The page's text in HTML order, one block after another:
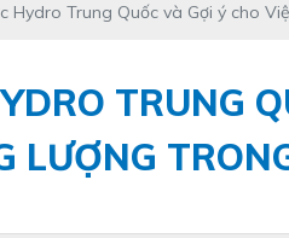
Hydro Trung Quốc và Gợi ý cho
TRUNG
LƯỢNG